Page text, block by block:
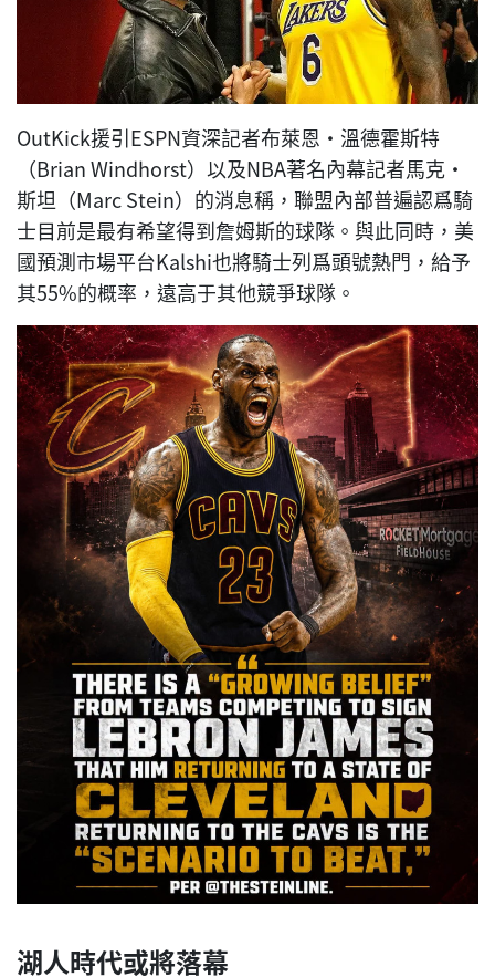
OutKick援引ESPN資深記者布萊恩·溫德霍斯特
（Brian Windhorst）以及NBA著名內幕記者馬克·
斯坦（Marc Stein）的消息稱，聯盟內部普遍認爲騎
士目前是最有希望得到詹姆斯的球隊。與此同時，美
國預測市場平台Kalshi也將騎士列爲頭號熱門，給予
其55%的概率，遠高于其他競爭球隊。
湖人時代或將落幕